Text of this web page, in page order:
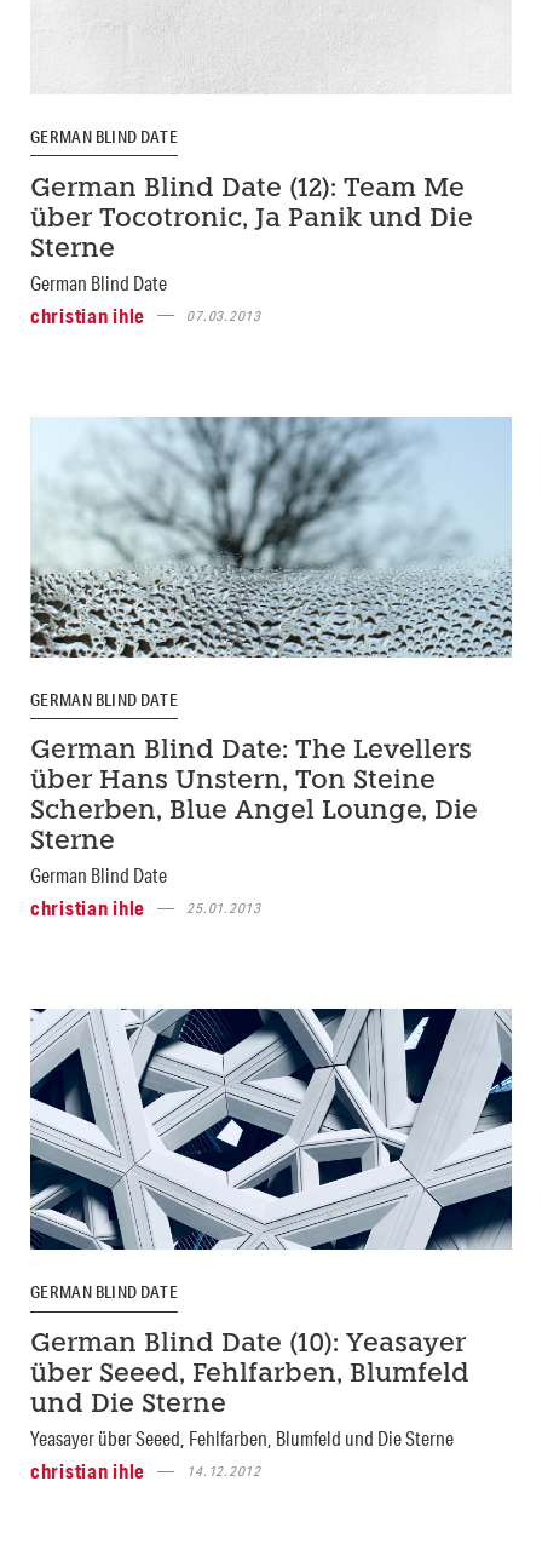
GERMAN BLIND DATE
German Blind Date (12): Team Me
über Tocotronic, Ja Panik und Die
Sterne
German Blind Date
christian ihle
07.03.2013
GERMAN BLIND DATE
German Blind Date: The Levellers
über Hans Unstern, Ton Steine
Scherben, Blue Angel Lounge, Die
Sterne
German Blind Date
christian ihle
25.01.2013
GERMAN BLIND DATE
German Blind Date (10): Yeasayer
über Seeed, Fehlfarben, Blumfeld
und Die Sterne
Yeasayer über Seeed, Fehlfarben, Blumfeld und Die Sterne
christian ihle
14.12.2012